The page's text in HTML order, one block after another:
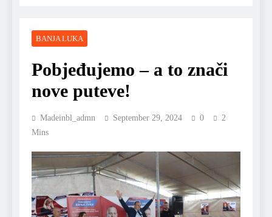
BANJA LUKA
Pobjeđujemo – a to znači
nove puteve!
Madeinbl_admn September 29, 2024 0
2
Mins